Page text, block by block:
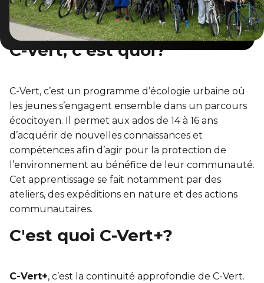
Entraînement privé
Activités et sports au gymnase
Sports pour enfants
ACTIVITÉS AQUATIQUES
Piscine
Cours de natation pour enfants
Cours de natation pour adultes
Longueurs et bain libres
Sauvetage
FORFAITS FAMILLE, ÉCOLE ET ENTREPRISE
Hébergement et location d'équipements
Transition primaire-secondaire
ENGAGEMENT ET LEADERSHIP
Leadership environnemental C-Vert
Café coop
Coop d'initiation à l'entrepreneuriat collectif
Voir tout
SPORTS
Cours de natation pour enfants
En sortant de détention
Voir tout
Résidence YMCA Tupper
Résidence YMCA Port-Royal
C-Vert, c’est quoi?
C-Vert, c’est un programme d’écologie urbaine où
les jeunes s’engagent ensemble dans un parcours
écocitoyen. Il permet aux ados de 14 à 16 ans
d’acquérir de nouvelles connaissances et
compétences afin d’agir pour la protection de
l’environnement au bénéfice de leur communauté.
Cet apprentissage se fait notamment par des
ateliers, des expéditions en nature et des actions
communautaires.
C'est quoi C-Vert+?
C-Vert+, c’est la continuité approfondie de C-Vert.